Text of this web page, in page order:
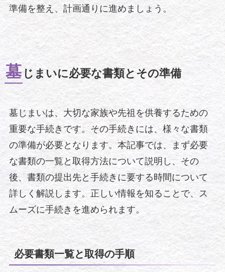
準備を整え、計画通りに進めましょう。
墓じまいに必要な書類とその準備
墓じまいは、大切な家族や先祖を供養するための
重要な手続きです。その手続きには、様々な書類
の準備が必要となります。本記事では、まず必要
な書類の一覧と取得方法について説明し、その
後、書類の提出先と手続きに要する時間について
詳しく解説します。正しい情報を知ることで、ス
ムーズに手続きを進められます。
必要書類一覧と取得の手順